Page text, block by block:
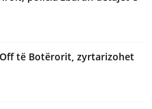
të Botërorit, zyrtarizohet